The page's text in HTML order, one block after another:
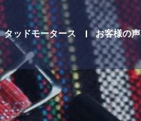
タッドモータース お客様の声